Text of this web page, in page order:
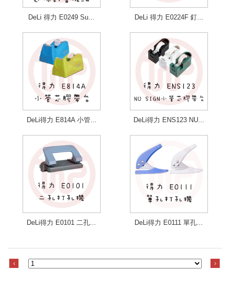
DeLi 得力 E0249 Su... DeLi 得力 E0224F 釘...
DeLi得力 E814A 小管... DeLi得力 ENS123 NU...
DeLi得力 E0101 二孔... DeLi得力 E0111 單孔...